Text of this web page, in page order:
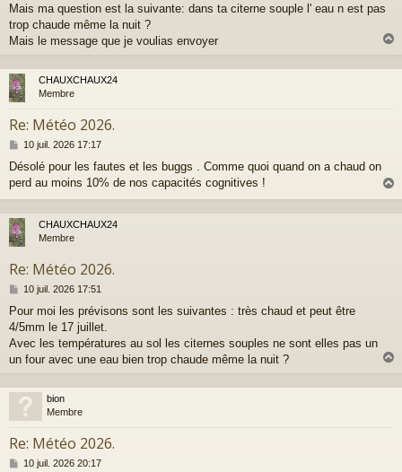
Mais ma question est la suivante: dans ta citerne souple l' eau n est pas
trop chaude même la nuit ?
Mais le message que je voulias envoyer
u
CHAUXCHAUX24
Membre
Re: Météo 2026.
M
s
s
a
e
10 juil. 2026 17:17
Désolé pour les fautes et les buggs . Comme quoi quand on a chaud on
perd au moins 10% de nos capacités cognitives !
a
CHAUXCHAUX24
Membre
Re: Météo 2026.
M
s
s
a
g
10 juil. 2026 17:51
Pour moi les prévisons sont les suivantes : très chaud et peut être
4/5mm le 17 juillet.
Avec les températures au sol les citernes souples ne sont elles pas un
un four avec une eau bien trop chaude même la nuit ?
u
bion
Membre
Re: Météo 2026.
M10 juil. 2026 20:17